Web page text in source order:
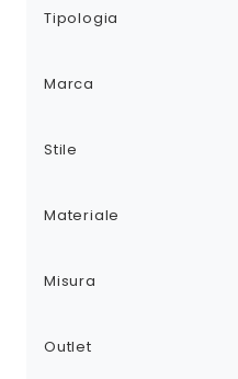
Tipologia
Marca
Stile
Materiale
Misura
Outlet